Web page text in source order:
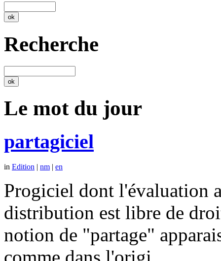
Recherche
Le mot du jour
partagiciel
in Edition | nm | en
Progiciel dont l'évaluation
distribution est libre de
notion de "partage"